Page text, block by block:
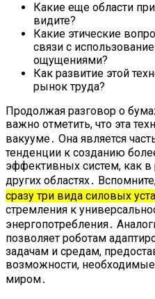
Какие еще области
видите?
Какие этические
связи с
ощущениями?
Как развитие этой
рынок труда?
Продолжая разговор о
важно отметить, что эта
вакууме․ Она является
тенденции к созданию
эффективных систем, как в
других областях․
сразу три вида силовых
стремления к
энергопотребления․
позволяет роботам
задачам и средам,
возможности,
миром․